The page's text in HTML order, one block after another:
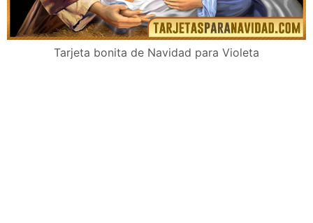
Tarjeta bonita de Navidad para Violeta